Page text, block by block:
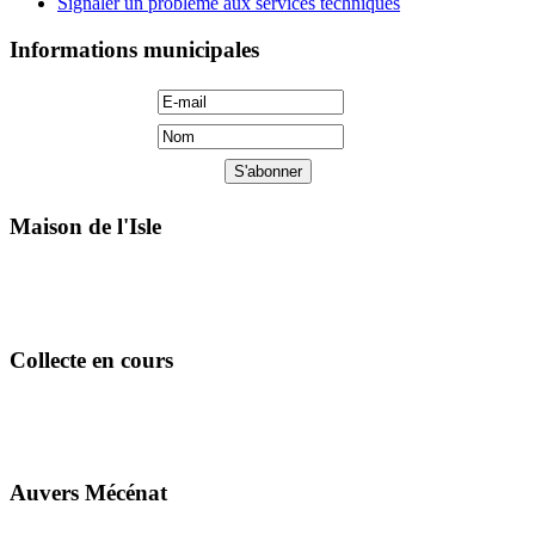
Informations municipales
Maison de l'Isle
Collecte en cours
Auvers Mécénat